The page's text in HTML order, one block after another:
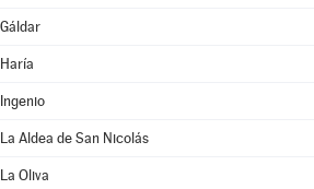
Gáldar
Haría
Ingenio
La Aldea de San Nicolás
La Oliva